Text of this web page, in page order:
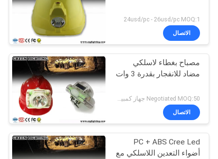
24usd/pc - 26usd/pc MOQ:1
الاتصال
مصباح بغطاء لاسلكي
مضاد للانفجار بقدرة 3 وات
الاتصال
PC + ABS Cree Led
أضواء التعدين اللاسلكي مع